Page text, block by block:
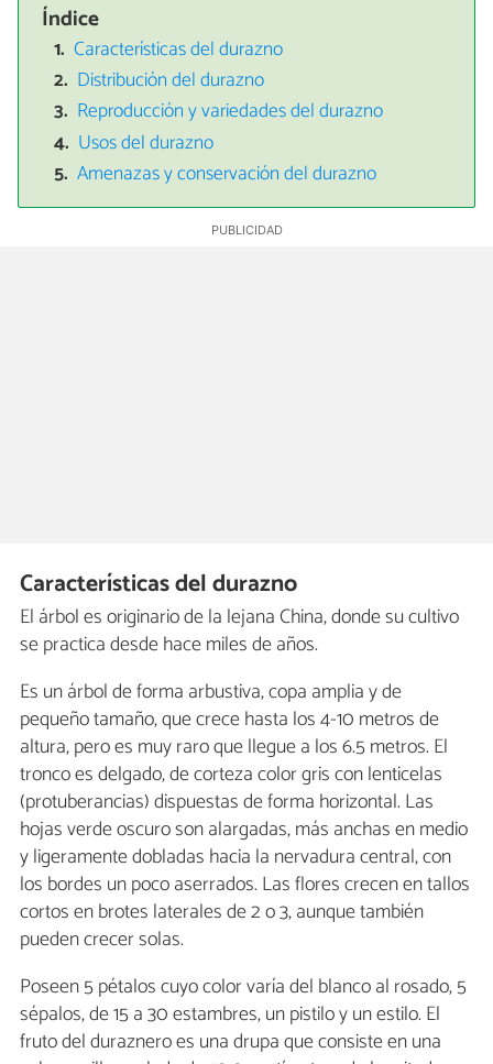
Índice
Características del durazno
Distribución del durazno
Reproducción y variedades del durazno
Usos del durazno
Amenazas y conservación del durazno
Características del durazno
El árbol es originario de la lejana China, donde su cultivo
se practica desde hace miles de años.
Es un árbol de forma arbustiva, copa amplia y de
pequeño tamaño, que crece hasta los 4-10 metros de
altura, pero es muy raro que llegue a los 6.5 metros. El
tronco es delgado, de corteza color gris con lenticelas
(protuberancias) dispuestas de forma horizontal. Las
hojas verde oscuro son alargadas, más anchas en medio
y ligeramente dobladas hacia la nervadura central, con
los bordes un poco aserrados. Las flores crecen en tallos
cortos en brotes laterales de 2 o 3, aunque también
pueden crecer solas.
Poseen 5 pétalos cuyo color varía del blanco al rosado, 5
sépalos, de 15 a 30 estambres, un pistilo y un estilo. El
fruto del duraznero es una drupa que consiste en una